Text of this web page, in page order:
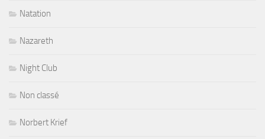
Natation
Nazareth
Night Club
Non classé
Norbert Krief